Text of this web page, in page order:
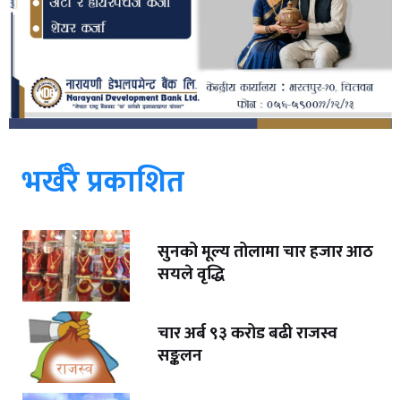
भर्खरै प्रकाशित
सुनको मूल्य तोलामा चार हजार आठ
सयले वृद्धि
चार अर्ब ९३ करोड बढी राजस्व
सङ्कलन